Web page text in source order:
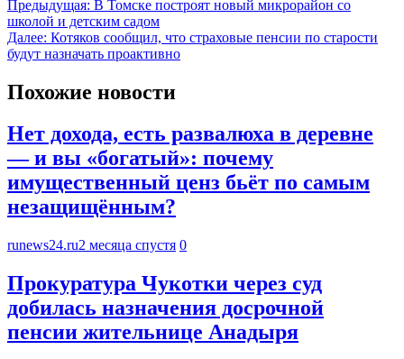
Предыдущая: В Томске построят новый микрорайон со
школой и детским садом
Далее: Котяков сообщил, что страховые пенсии по старости
будут назначать проактивно
Похожие новости
Нет дохода, есть развалюха в деревне
— и вы «богатый»: почему
имущественный ценз бьёт по самым
незащищённым?
runews24.ru2 месяца спустя 0
Прокуратура Чукотки через суд
добилась назначения досрочной
пенсии жительнице Анадыря